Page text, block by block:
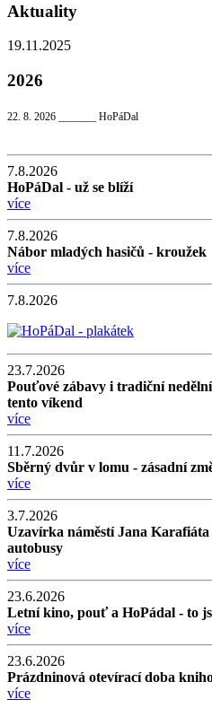
Aktuality
19.11.2025
2026
22. 8. 2026 _______ HoPáDal
7.8.2026
HoPáDal - už se blíží
více
7.8.2026
Nábor mladých hasičů - kroužek
více
7.8.2026
23.7.2026
Pouťové zábavy i tradiční
tento víkend
více
11.7.2026
Sběrný dvůr v lomu - zásadní
více
3.7.2026
Uzavírka náměstí Jana
autobusy
více
23.6.2026
Letní kino, pouť a HoPádal - to
více
23.6.2026
Prázdninová otevírací doba
více